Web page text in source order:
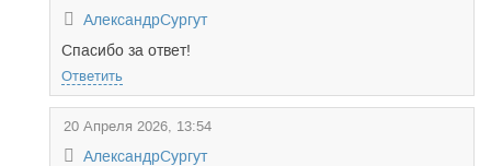
АлександрСургут
Спасибо за ответ!
Ответить
20 Апреля 2026, 13:54
АлександрСургут